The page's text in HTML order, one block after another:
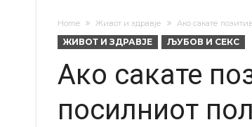
Home Живот и здравје Ако сакате
ЖИВОТ И ЗДРАВЈЕ ЉУБОВ И СЕКС
Ако сакате
посилниот